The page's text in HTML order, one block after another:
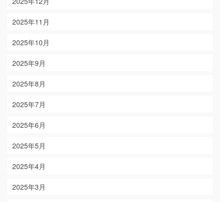
2025年11月
2025年10月
2025年9月
2025年8月
2025年7月
2025年6月
2025年5月
2025年4月
2025年3月